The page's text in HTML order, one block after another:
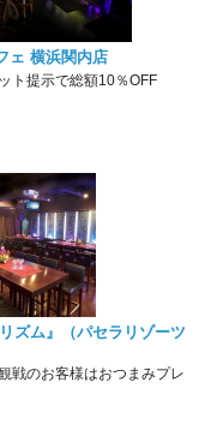
ェ 横浜関内店
ト提示で総額10％OFF
ズム』（パセラリゾーツ
戦のお客様はおつまみプレ